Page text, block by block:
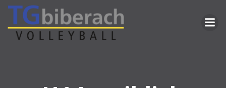
Inhalt
springen